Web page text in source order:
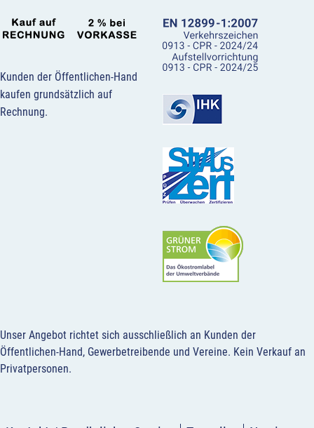
Kunden der Öffentlichen-Hand
kaufen grundsätzlich auf
Rechnung.
Unser Angebot richtet sich ausschließlich an Kunden der
Öffentlichen-Hand, Gewerbetreibende und Vereine. Kein Verkauf an
Privatpersonen.